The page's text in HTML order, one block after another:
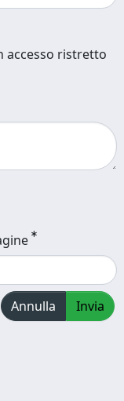
accesso ristretto
Annulla Invia